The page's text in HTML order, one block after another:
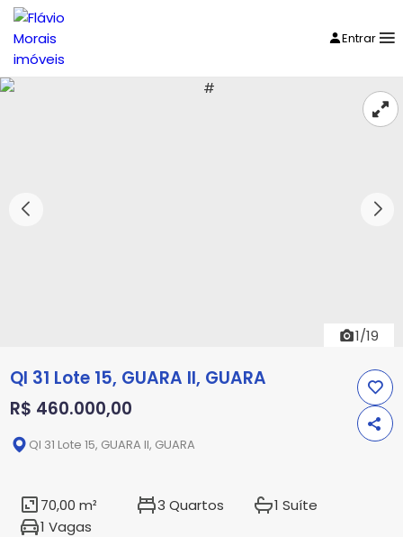
Entrar
1/19
QI 31 Lote 15, GUARA II, GUARA
R$ 460.000,00
QI 31 Lote 15, GUARA II, GUARA
70,00 m² 3 Quartos
1 Suíte
1 Vagas